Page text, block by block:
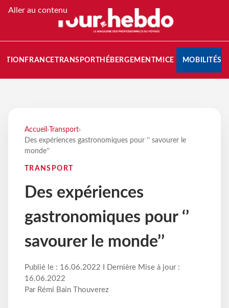
Aller au contenu
FRANCETRANSPORT HÉBERGEMENTMICE MOBILITÉS
Accueil › Transport›
Des expériences gastronomiques pour ‘’ savourer le
monde’’
TRANSPORT
Des expériences
gastronomiques pour ‘’
savourer le monde’’
Publié le : 16.06.2022 I Dernière Mise à jour :
16.06.2022
Par Rémi Bain Thouverez